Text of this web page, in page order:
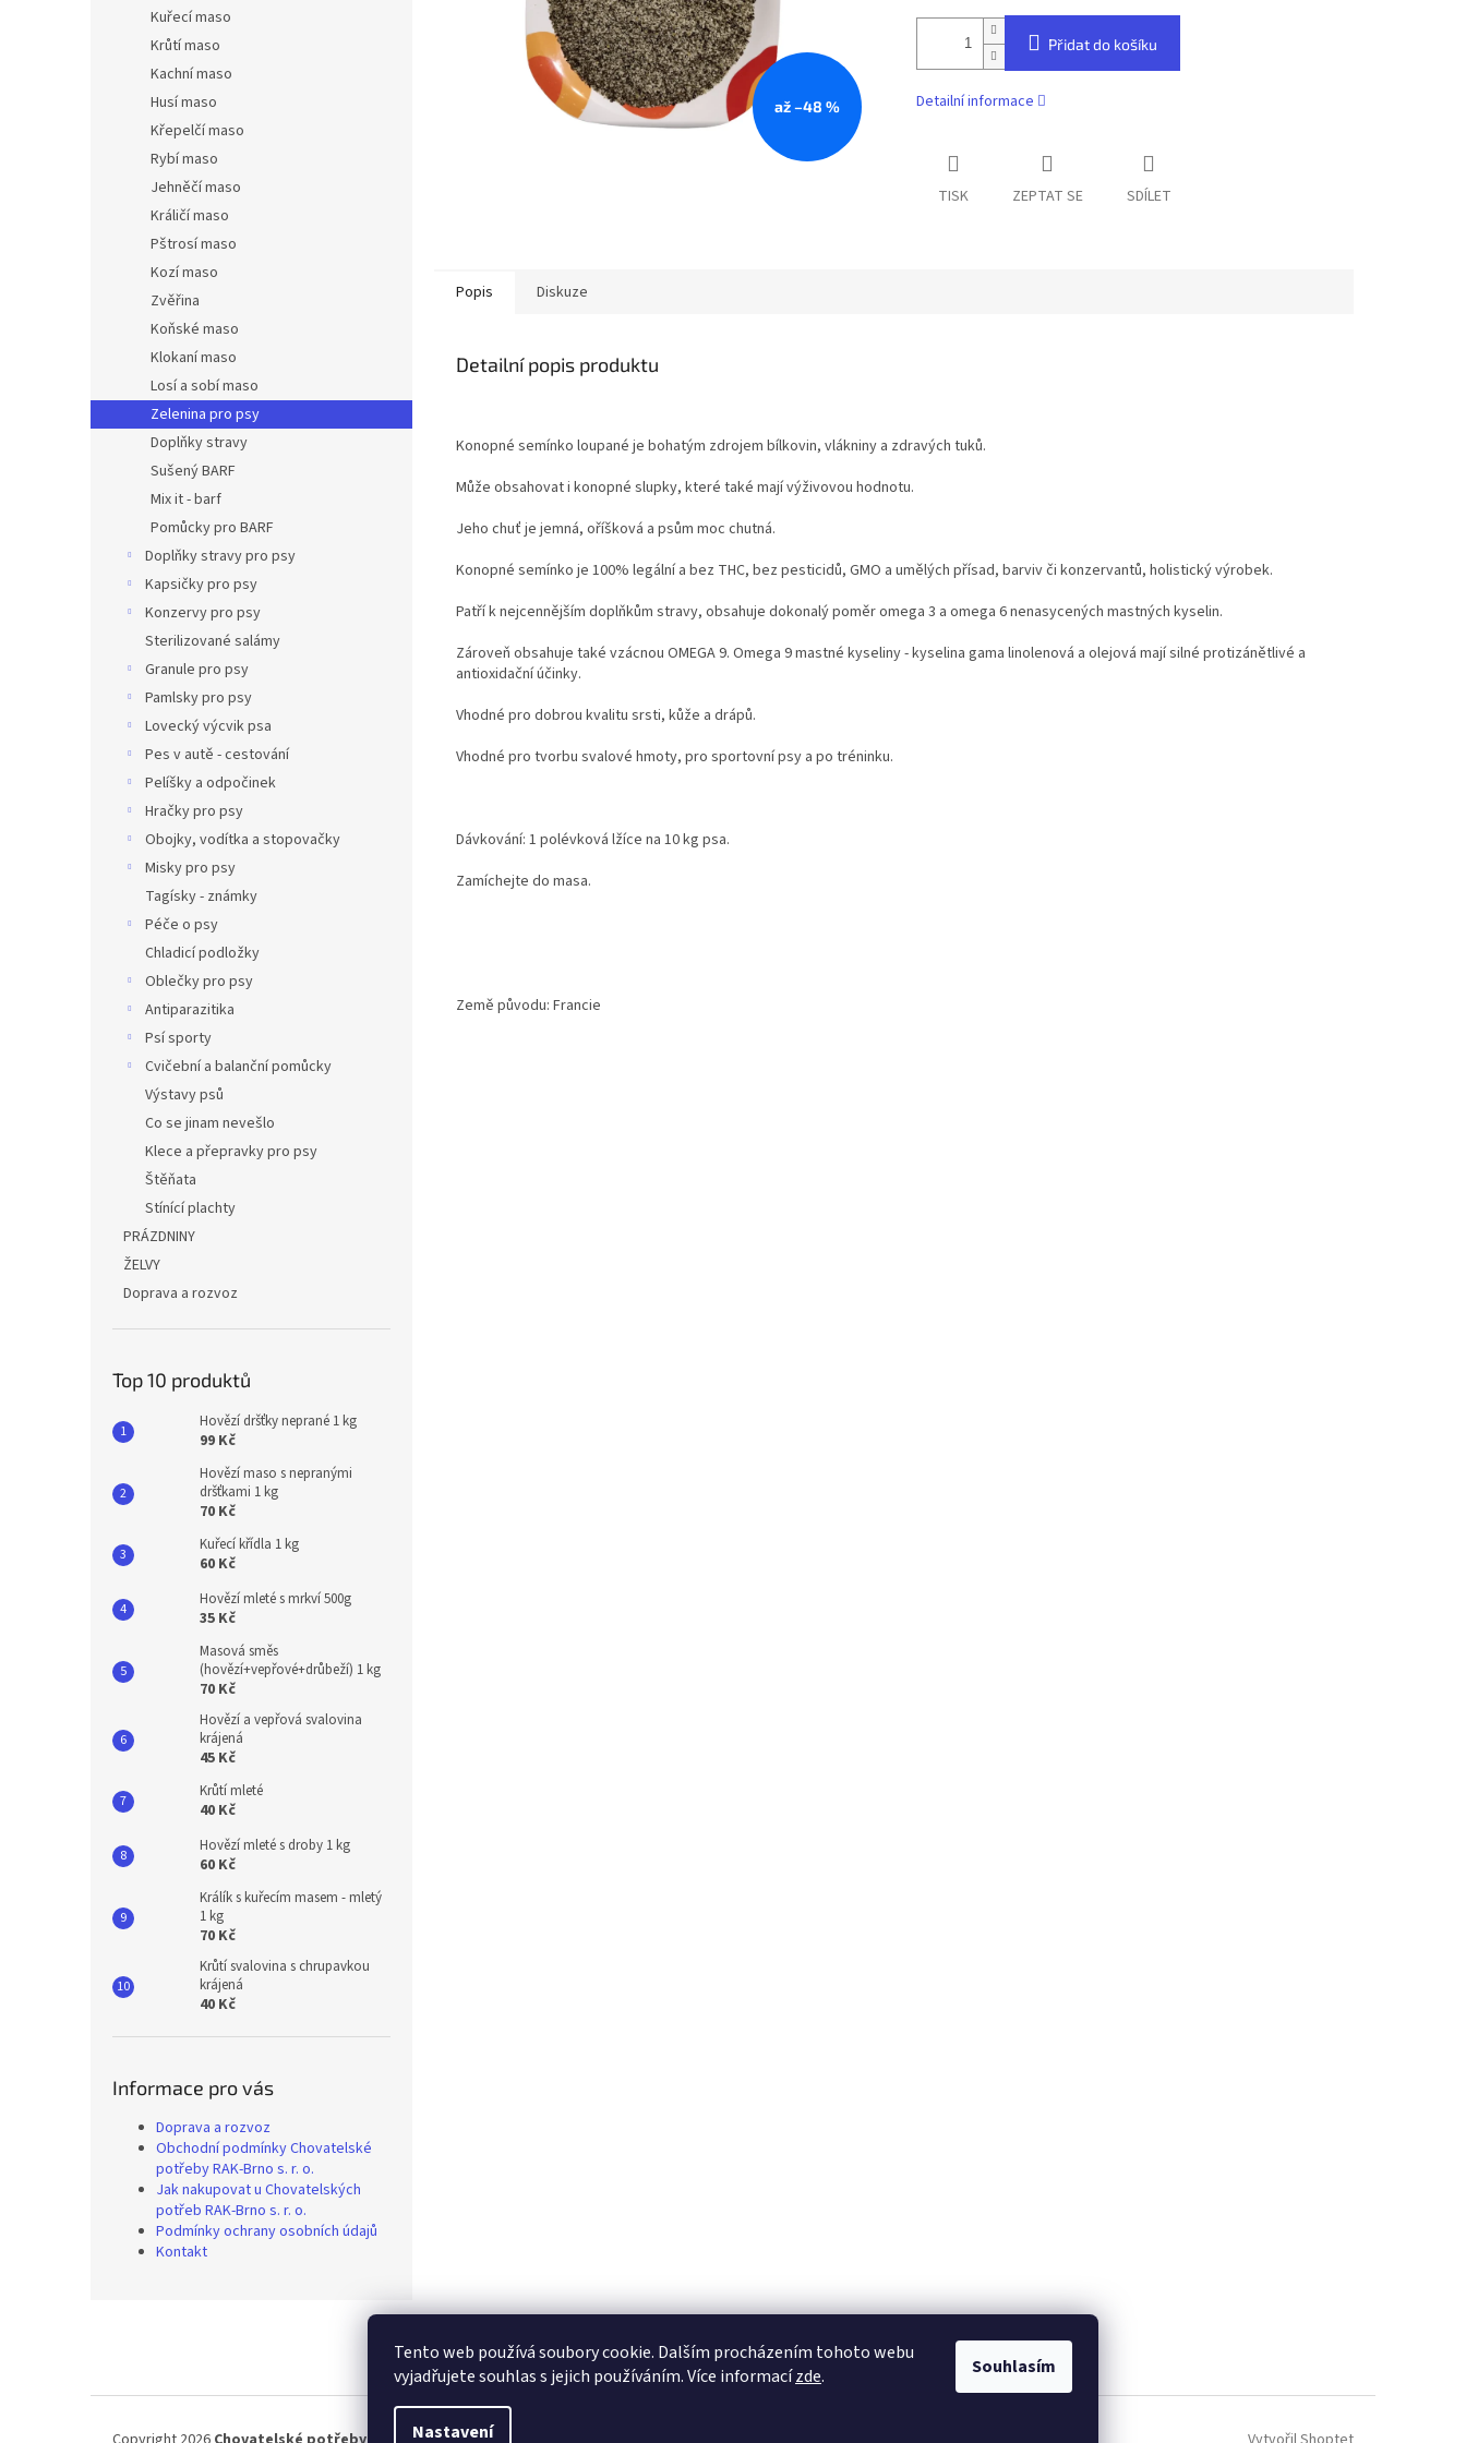
Tento web používá soubory cookie. Dalším procházením tohoto webu
vyjadřujete souhlas s jejich používáním. Více informacízde.
Nastavení
Souhlasím
Kuřecí maso
Krůtí maso
Kachní maso
Husí maso
Křepelčí maso
Rybí maso
Jehněčí maso
Králičí maso
Pštrosí maso
Kozí maso
Zvěřina
Koňské maso
Klokaní maso
Losí a sobí maso
Zelenina pro psy
Doplňky stravy
Sušený BARF
Mix it - barf
Pomůcky pro BARF
Doplňky stravy pro psy
Kapsičky pro psy
Konzervy pro psy
Sterilizované salámy
Granule pro psy
Pamlsky pro psy
Lovecký výcvik psa
Pes v autě - cestování
Pelíšky a odpočinek
Hračky pro psy
Obojky, vodítka a stopovačky
Misky pro psy
Tagísky - známky
Péče o psy
Chladicí podložky
Oblečky pro psy
Antiparazitika
Psí sporty
Cvičební a balanční pomůcky
Výstavy psů
Co se jinam nevešlo
Klece a přepravky pro psy
Štěňata
Stínící plachty
PRÁZDNINY
ŽELVY
Doprava a rozvoz
Top 10 produktů
Hovězí dršťky neprané 1 kg
99 Kč
Hovězí maso s nepranými
dršťkami 1 kg
70 Kč
Kuřecí křídla 1 kg
60 Kč
Hovězí mleté s mrkví 500g
35 Kč
Masová směs
(hovězí+vepřové+drůbeží) 1 kg
70 Kč
Hovězí a vepřová svalovina
krájená
45 Kč
Krůtí mleté
40 Kč
Hovězí mleté s droby 1 kg
60 Kč
Králík s kuřecím masem - mletý
1 kg
70 Kč
Krůtí svalovina s chrupavkou
krájená
40 Kč
Informace pro vás
Doprava a rozvoz
Obchodní podmínky Chovatelské
potřeby RAK-Brno s. r. o.
Jak nakupovat u Chovatelských
potřeb RAK-Brno s. r. o.
Podmínky ochrany osobních údajů
Kontakt
až –48 %
Přidat do košíku
Detailní informace
TISK ZEPTAT SE SDÍLET
Popis Diskuze
Detailní popis produktu
Konopné semínko loupané je bohatým zdrojem bílkovin, vlákniny a zdravých tuků.
Může obsahovat i konopné slupky, které také mají výživovou hodnotu.
Jeho chuť je jemná, oříšková a psům moc chutná.
Konopné semínko je 100% legální a bez THC, bez pesticidů, GMO a umělých přísad, barviv či konzervantů, holistický výrobek.
Patří k nejcennějším doplňkům stravy, obsahuje dokonalý poměr omega 3 a omega 6 nenasycených mastných kyselin.
Zároveň obsahuje také vzácnou OMEGA 9. Omega 9 mastné kyseliny - kyselina gama linolenová a olejová mají silné protizánětlivé a
antioxidační účinky.
Vhodné pro dobrou kvalitu srsti, kůže a drápů.
Vhodné pro tvorbu svalové hmoty, pro sportovní psy a po tréninku.
Dávkování: 1 polévková lžíce na 10 kg psa.
Zamíchejte do masa.
Země původu: Francie